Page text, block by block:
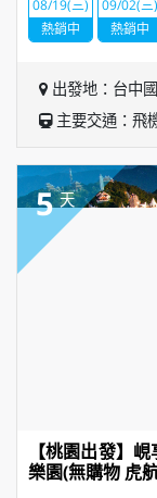
08/19(三)
熱銷中
09/02(三)
熱銷中
出發地：台中
主要交通：飛
5 天
【桃園出發】
樂園(無購物 虎